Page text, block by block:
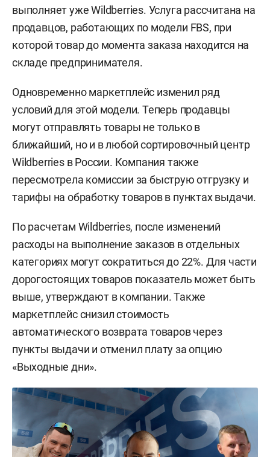
выполняет уже Wildberries. Услуга рассчитана на
продавцов, работающих по модели FBS, при
которой товар до момента заказа находится на
складе предпринимателя.
Одновременно маркетплейс изменил ряд
условий для этой модели. Теперь продавцы
могут отправлять товары не только в
ближайший, но и в любой сортировочный центр
Wildberries в России. Компания также
пересмотрела комиссии за быструю отгрузку и
тарифы на обработку товаров в пунктах выдачи.
По расчетам Wildberries, после изменений
расходы на выполнение заказов в отдельных
категориях могут сократиться до 22%. Для части
дорогостоящих товаров показатель может быть
выше, утверждают в компании. Также
маркетплейс снизил стоимость
автоматического возврата товаров через
пункты выдачи и отменил плату за опцию
«Выходные дни».